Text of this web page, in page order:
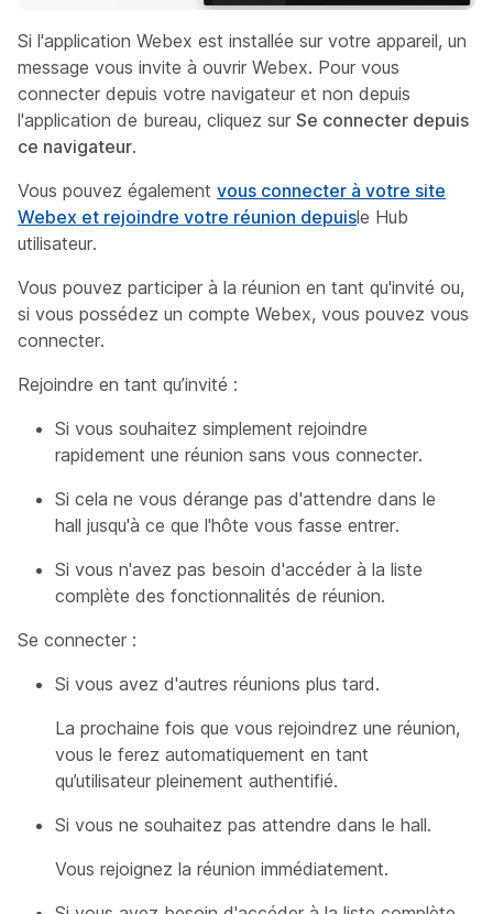
Si l'application Webex est installée sur votre appareil, un
message vous invite à ouvrir Webex. Pour vous
connecter depuis votre navigateur et non depuis
l'application de bureau, cliquez sur Se connecter depuis
ce navigateur.
Vous pouvez également vous connecter à votre site
Webex et rejoindre votre réunion depuisle Hub
utilisateur.
Vous pouvez participer à la réunion en tant qu'invité ou,
si vous possédez un compte Webex, vous pouvez vous
connecter.
Rejoindre en tant qu’invité :
Si vous souhaitez simplement rejoindre
rapidement une réunion sans vous connecter.
Si cela ne vous dérange pas d'attendre dans le
hall jusqu'à ce que l'hôte vous fasse entrer.
Si vous n'avez pas besoin d'accéder à la liste
complète des fonctionnalités de réunion.
Se connecter :
Si vous avez d'autres réunions plus tard.
La prochaine fois que vous rejoindrez une réunion,
vous le ferez automatiquement en tant
qu’utilisateur pleinement authentifié.
Si vous ne souhaitez pas attendre dans le hall.
Vous rejoignez la réunion immédiatement.